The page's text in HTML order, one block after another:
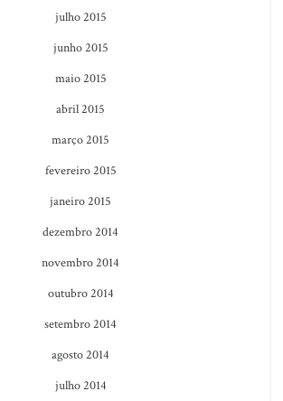
julho 2015
junho 2015
maio 2015
abril 2015
março 2015
fevereiro 2015
janeiro 2015
dezembro 2014
novembro 2014
outubro 2014
setembro 2014
agosto 2014
julho 2014